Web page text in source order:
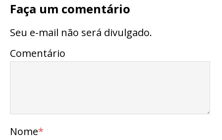
Faça um comentário
Seu e-mail não será divulgado.
Comentário
Nome*